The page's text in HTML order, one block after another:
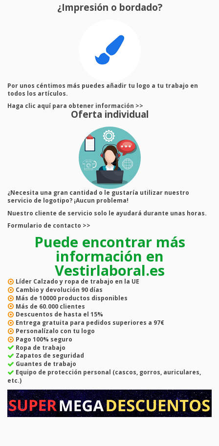
¿Impresión o bordado?
Por unos céntimos más puedes añadir tu logo a tu trabajo en
todos los artículos.
Haga clic aquí para obtener información >>
Oferta individual
¿Necesita una gran cantidad o le gustaría utilizar nuestro
servicio de logotipo? ¡Aucun problema!
Nuestro cliente de servicio solo le ayudará durante unas horas.
Formulario de contacto >>
Puede encontrar más
información en
Vestirlaboral.es
Líder Calzado y ropa de trabajo en la UE
Cambio y devolución 90 días
Más de 10000 productos disponibles
Más de 60.000 clientes
Descuentos de hasta el 15%
Entrega gratuita para pedidos superiores a 97€
Personalízalo con tu logo
Pago 100% seguro
Ropa de trabajo
Zapatos de seguridad
Guantes de trabajo
Equipo de protección personal (cascos, gorros, auriculares,
etc.)